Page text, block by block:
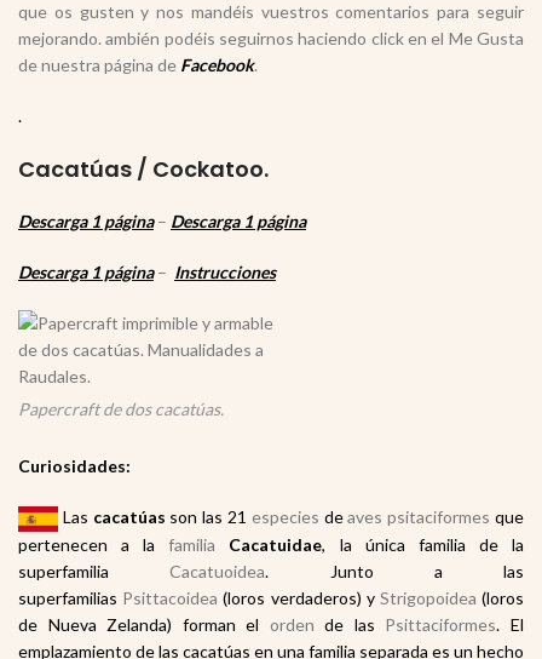
que os gusten y nos mandéis vuestros comentarios para seguir
mejorando. ambién podéis seguirnos haciendo click en el Me Gusta
de nuestra página de Facebook.
.
Cacatúas / Cockatoo.
Descarga 1 página– Descarga 1 página
Descarga 1 página– Instrucciones
Papercraft de dos cacatúas.
Curiosidades:
Las cacatúas son las 21 especies deaves psitaciformes que
pertenecen a lafamilia Cacatuidae, la única familia de la
superfamiliaCacatuoidea. Junto a las
superfamilias Psittacoidea (loros verdaderos) y Strigopoidea (loros
de Nueva Zelanda) forman el orden de las Psittaciformes. El
emplazamiento de las cacatúas en una familia separada es un hecho